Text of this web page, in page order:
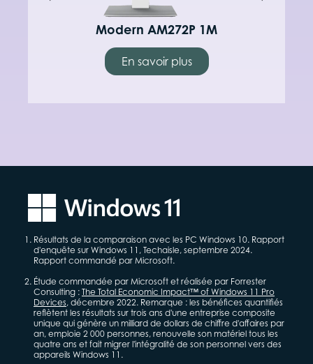
Modern AM272P 1M
En savoir plus
Résultats de la comparaison avec les PC Windows 10. Rapport
d'enquête sur Windows 11, Techaisle, septembre 2024.
Rapport commandé par Microsoft.
Étude commandée par Microsoft et réalisée par Forrester
Consulting : The Total Economic Impact™ of Windows 11 Pro
Devices, décembre 2022. Remarque : les bénéfices quantifiés
reflètent les résultats sur trois ans d'une entreprise composite
unique qui génère un milliard de dollars de chiffre d'affaires par
an, emploie 2 000 personnes, renouvelle son matériel tous les
quatre ans et fait migrer l'intégralité de son personnel vers des
appareils Windows 11.